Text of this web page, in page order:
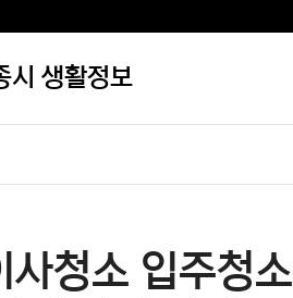
시 생활정보
청소 입주청